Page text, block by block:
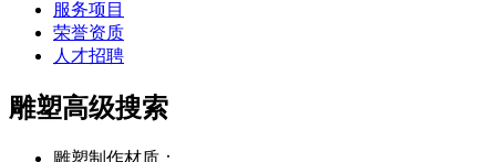
服务项目
荣誉资质
人才招聘
雕塑高级搜索